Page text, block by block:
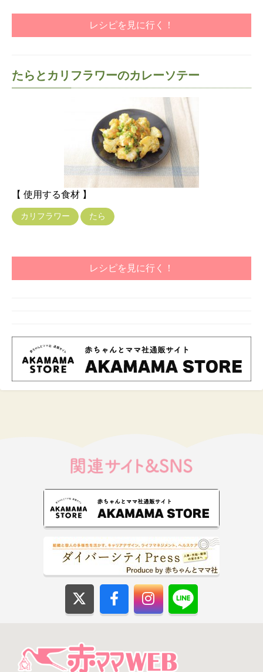
レシピを見に行く！
たらとカリフラワーのカレーソテー
【 使用する食材 】
カリフラワー たら
レシピを見に行く！